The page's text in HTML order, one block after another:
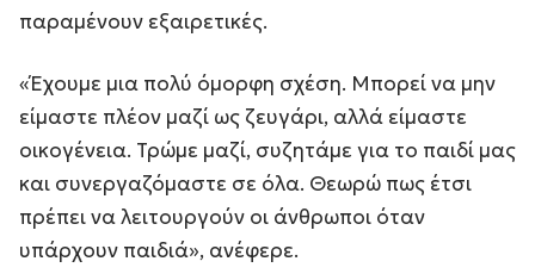
παραμένουν εξαιρετικές.
«Έχουμε μια πολύ όμορφη σχέση. Μπορεί να μην
είμαστε πλέον μαζί ως ζευγάρι, αλλά είμαστε
οικογένεια. Τρώμε μαζί, συζητάμε για το παιδί μας
και συνεργαζόμαστε σε όλα. Θεωρώ πως έτσι
πρέπει να λειτουργούν οι άνθρωποι όταν
υπάρχουν παιδιά», ανέφερε.